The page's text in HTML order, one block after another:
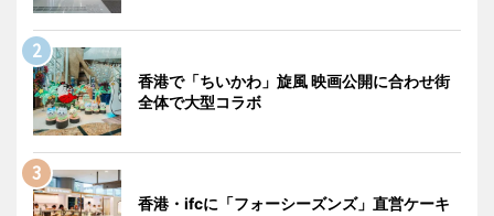
香港で「ちいかわ」旋風 映画公開に合わせ街
全体で大型コラボ
香港・ifcに「フォーシーズンズ」直営ケーキ